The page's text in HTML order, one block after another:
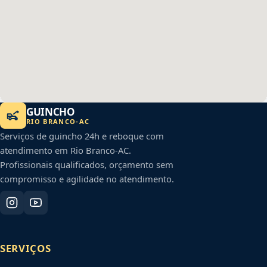
GUINCHO
RIO BRANCO-AC
Serviços de guincho 24h e reboque com
atendimento em Rio Branco-AC.
Profissionais qualificados, orçamento sem
compromisso e agilidade no atendimento.
SERVIÇOS